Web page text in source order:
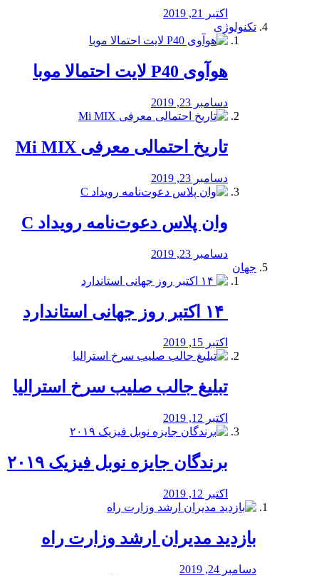
اکتبر 21, 2019
تکنولوژی
هوآوی P40 لایت احتمالا موبا
دسامبر 23, 2019
تاریخ احتمالی معرفی Mi MIX
دسامبر 23, 2019
وان پلاس دعوت‌نامه رویداد C
دسامبر 23, 2019
جهان
اکتبر 15, 2019
تبلیغ جالب صلیب سرخ استرالیا
اکتبر 12, 2019
برندگان جایزه نوبل فیزیک ۲۰۱۹
اکتبر 12, 2019
بازدید مدیران ارشد وزارت راه
دسامبر 24, 2019